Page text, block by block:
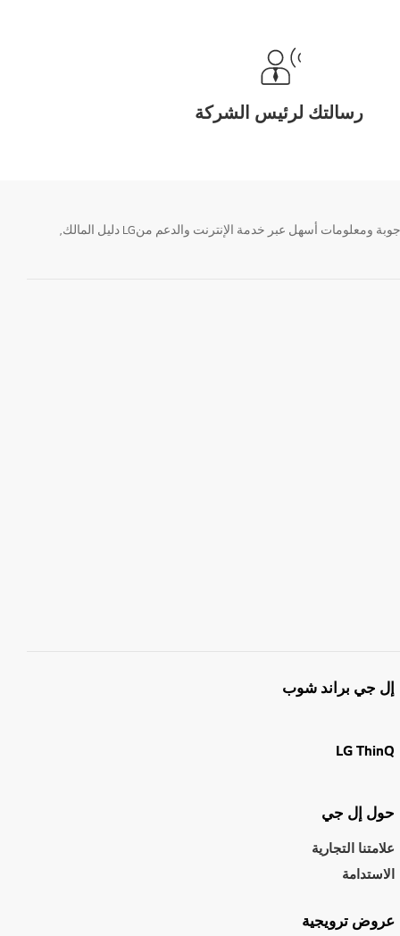
رسالتك لرئيس الشركة
تحتاج معلومة؟ او لديك سؤال ؟ يمكننا المساعدة. سواء كنت فى حاجة الى حجز منتجك او التواصل مع احد ممثلى دعم LG أو الحصول على خدمة صيانة. إيجاد أجوبة ومعلومات أسهل عبر خدمة الإنترنت والدعم منLG دليل المالك,
إل جي براند شوب
LG ThinQ
حول إل جي
علامتنا التجارية
الاستدامة
عروض ترويجية